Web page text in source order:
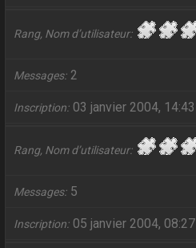
Rang, Nom d’utilisateur
Messages 2
Inscription 03 janvier 2004, 14:43
Rang, Nom d’utilisateur
Messages 5
Inscription 05 janvier 2004, 08:27